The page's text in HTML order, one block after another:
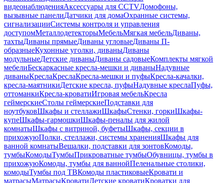
видеонаблюденияАксессуары для CCTVДомофоны,
вызывные панелиДатчики для домаОхранные системы,
сигнализацииСистемы контроля и управления
доступомМеталлодетекторыМебельМягкая мебельДиваны,
тахтыДиваны прямыеДиваны угловыеДиваны П-
образныеКухонные уголки, диваныДиваны
модульныеДетские диваныДиваны садовыеКомплекты мягкой
мебелиБескаркасные кресла-мешки и диваныНадувные
диваныКреслаКреслаКресла-мешки и пуфыКресла-качалки,
кресла-маятникиДетские кресла, пуфыНадувные креслаПуфы,
оттоманкиКресла-кроватиИгровая мебельКресла
геймерскиеСтолы геймерскиеПодставки для
ноутбуковШкафы и стеллажиШкафыСтенки, горкиШкафы-
купеШкафы-гармошкиШкафы-пеналы для жилой
комнатыШкафы с витриной, буфетыШкафы, секции в
прихожуюПолки, стеллажи, системы храненияШкафы для
ванной комнатыВешалки, подставки для зонтовКомоды,
тумбыКомодыТумбыПрикроватные тумбыОбувницы, тумбы в
прихожуюКомоды, тумбы для ваннойПеленальные столики,
комодыТумбы под ТВКомоды пластиковыеКровати и
матрасыМатрасыКроватиДетские кроватиКроватки для